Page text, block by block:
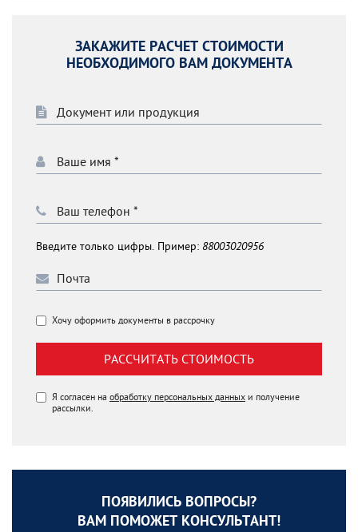
ЗАКАЖИТЕ РАСЧЕТ СТОИМОСТИ
НЕОБХОДИМОГО ВАМ ДОКУМЕНТА
Введите только цифры. Пример: 88003020956
Хочу оформить документы в рассрочку
РАССЧИТАТЬ СТОИМОСТЬ
Я согласен на обработку персональных данных и получение
рассылки.
ПОЯВИЛИСЬ ВОПРОСЫ?
ВАМ ПОМОЖЕТ КОНСУЛЬТАНТ!